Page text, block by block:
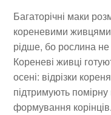
Багаторічні маки
кореневими
рідше, бо рослина
Кореневі живці
осені: відрізки
підтримують
формування корінців.